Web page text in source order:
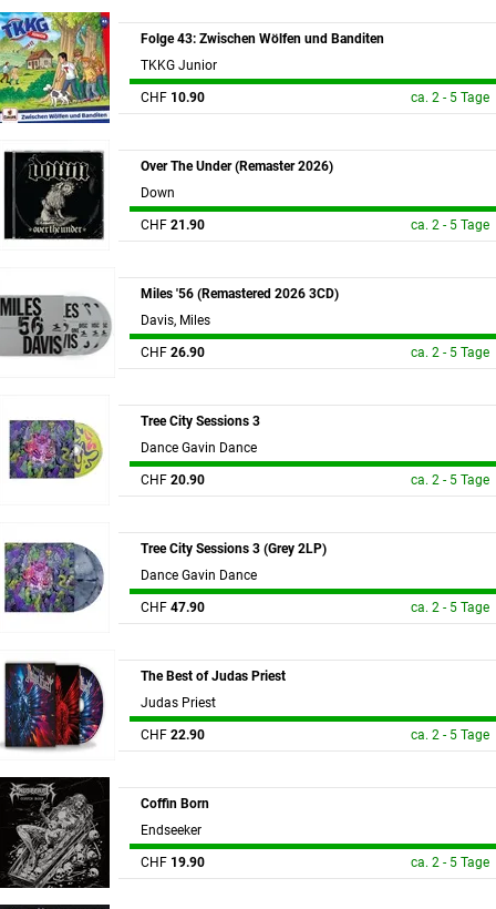
Folge 43: Zwischen Wölfen und Banditen
TKKG Junior
CHF 10.90 ca. 2 - 5 Tage
Over The Under (Remaster 2026)
Down
CHF 21.90 ca. 2 - 5 Tage
Miles '56 (Remastered 2026 3CD)
Davis, Miles
CHF 26.90 ca. 2 - 5 Tage
Tree City Sessions 3
Dance Gavin Dance
CHF 20.90 ca. 2 - 5 Tage
Tree City Sessions 3 (Grey 2LP)
Dance Gavin Dance
CHF 47.90 ca. 2 - 5 Tage
The Best of Judas Priest
Judas Priest
CHF 22.90 ca. 2 - 5 Tage
Coffin Born
Endseeker
CHF 19.90 ca. 2 - 5 Tage